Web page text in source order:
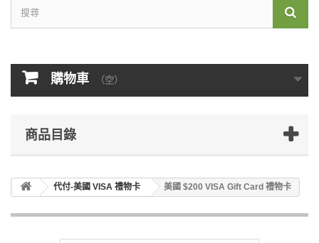
購物車 （空）
商品目錄
代付-美國 VISA 禮物卡 美國 $200 VISA Gift Card 禮物卡